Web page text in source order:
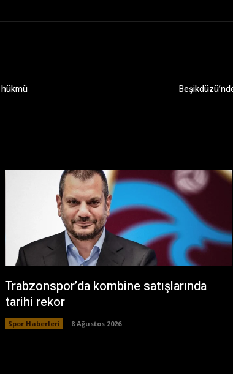
hükmü
Trabzonspor’da kombine satışlarında
tarihi rekor
Spor Haberleri 8 Ağustos 2026